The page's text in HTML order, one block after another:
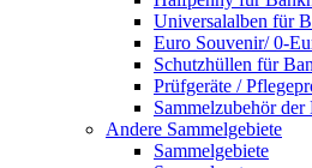
Universalalben für
Euro Souvenir/ 0-
Schutzhüllen für
Prüfgeräte /
Sammelzubehör
Andere Sammelgebiete
Sammelgebiete